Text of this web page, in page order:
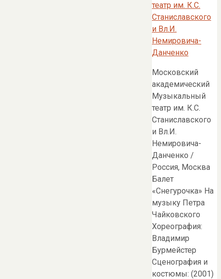
Московский
академический
Музыкальный
театр им. К.С.
Станиславского
и Вл.И.
Немировича-
Данченко /
Россия, Москва
Балет
«Снегурочка» На
музыку Петра
Чайковского
Хореография:
Владимир
Бурмейстер
Сценография и
костюмы: (2001)